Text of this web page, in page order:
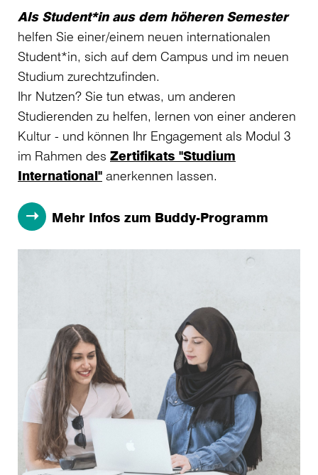
Als Student*in aus dem höheren Semester
helfen Sie einer/einem neuen internationalen
Student*in, sich auf dem Campus und im neuen
Studium zurechtzufinden.
Ihr Nutzen? Sie tun etwas, um anderen
Studierenden zu helfen, lernen von einer anderen
Kultur - und können Ihr Engagement als Modul 3
im Rahmen des Zertifikats "Studium
International" anerkennen lassen.
Mehr Infos zum Buddy-Programm